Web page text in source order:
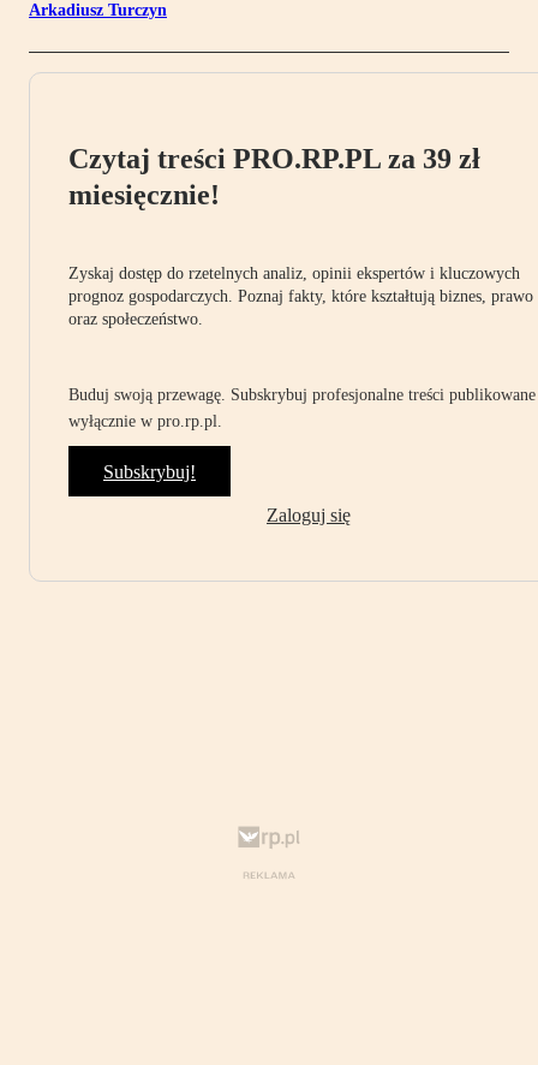
Arkadiusz Turczyn
Czytaj treści PRO.RP.PL za 39 zł
miesięcznie!
Zyskaj dostęp do rzetelnych analiz, opinii ekspertów i kluczowych
prognoz gospodarczych. Poznaj fakty, które kształtują biznes, prawo
oraz społeczeństwo.
Buduj swoją przewagę. Subskrybuj profesjonalne treści publikowane
wyłącznie w pro.rp.pl.
Subskrybuj!
Zaloguj się